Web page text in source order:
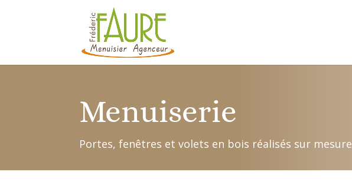
Menuiserie
Portes, fenêtres et volets en bois réalisés sur mesure